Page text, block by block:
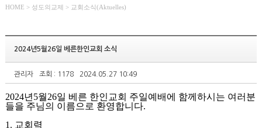
HOME > 성도의교제 > 교회소식(Aktuelles)
2024년5월26일 베른한인교회 소식
관리자 조회 : 1178 2024.05.27 10:49
2024년 5월26일 베른 한인교회 주일예배에 함께하시는 여러분
들을 주님의 이름으로 환영합니다.
1. 교회력